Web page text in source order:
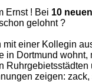
Ernst ! Bei 10
gelohnt ?
mit einer Kollegin
in Dortmund wohnt,
Ruhrgebietsstädten
zeigen: